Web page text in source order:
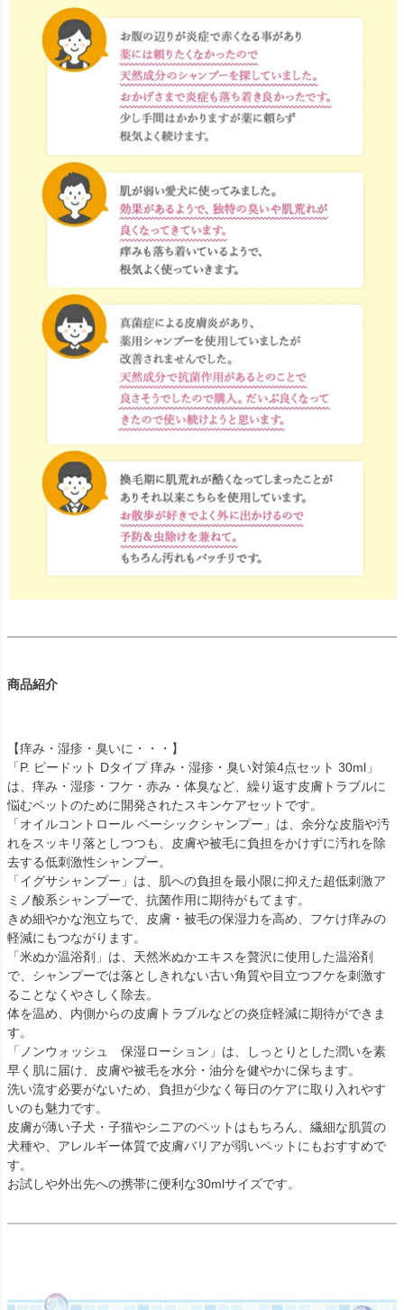
商品紹介
【痒み・湿疹・臭いに・・・】
「P. ピードット Dタイプ 痒み・湿疹・臭い対策4点セット 30ml」
は、痒み・湿疹・フケ・赤み・体臭など、繰り返す皮膚トラブルに
悩むペットのために開発されたスキンケアセットです。
「オイルコントロール ベーシックシャンプー」は、余分な皮脂や汚
れをスッキリ落としつつも、皮膚や被毛に負担をかけずに汚れを除
去する低刺激性シャンプー。
「イグサシャンプー」は、肌への負担を最小限に抑えた超低刺激ア
ミノ酸系シャンプーで、抗菌作用に期待がもてます。
きめ細やかな泡立ちで、皮膚・被毛の保湿力を高め、フケけ痒みの
軽減にもつながります。
「米ぬか温浴剤」は、天然米ぬかエキスを贅沢に使用した温浴剤
で、シャンプーでは落としきれない古い角質や目立つフケを刺激す
ることなくやさしく除去。
体を温め、内側からの皮膚トラブルなどの炎症軽減に期待ができま
す。
「ノンウォッシュ 保湿ローション」は、しっとりとした潤いを素
早く肌に届け、皮膚や被毛を水分・油分を健やかに保ちます。
洗い流す必要がないため、負担が少なく毎日のケアに取り入れやす
いのも魅力です。
皮膚が薄い子犬・子猫やシニアのペットはもちろん、繊細な肌質の
犬種や、アレルギー体質で皮膚バリアが弱いペットにもおすすめで
す。
お試しや外出先への携帯に便利な30mlサイズです。